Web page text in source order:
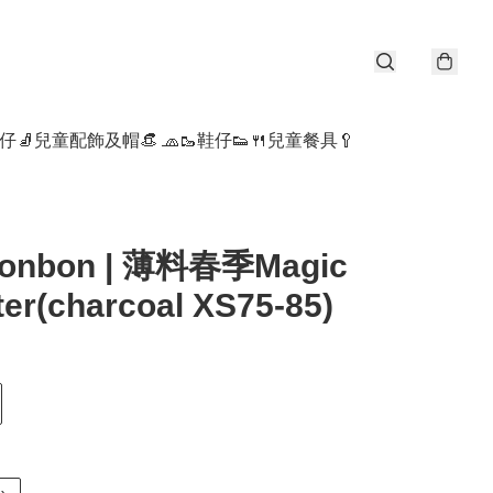
🧦 兒童配飾及帽👒 🧢🥾鞋仔👟 🍴兒童餐具🥄
| 薄料春季Magic
XS75-85)